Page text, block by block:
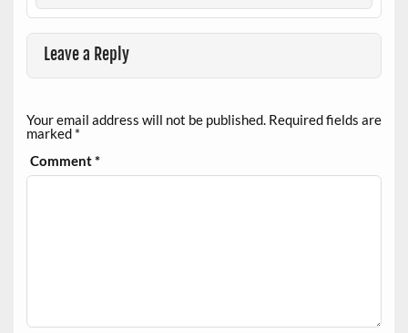
Leave a Reply
Your email address will not be published. Required fields are
marked *
Comment*